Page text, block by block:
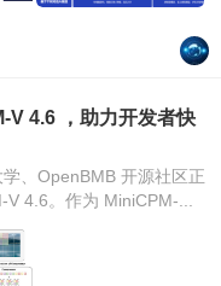
V 4.6 ，助力开发者快
、OpenBMB 开源社区正
4.6。作为 MiniCPM-...